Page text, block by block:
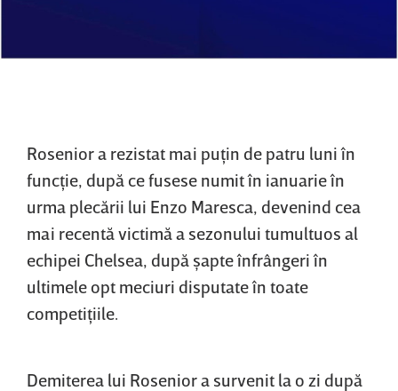
Rosenior a rezistat mai puţin de patru luni în
funcţie, după ce fusese numit în ianuarie în
urma plecării lui Enzo Maresca, devenind cea
mai recentă victimă a sezonului tumultuos al
echipei Chelsea, după şapte înfrângeri în
ultimele opt meciuri disputate în toate
competiţiile.
Demiterea lui Rosenior a survenit la o zi după